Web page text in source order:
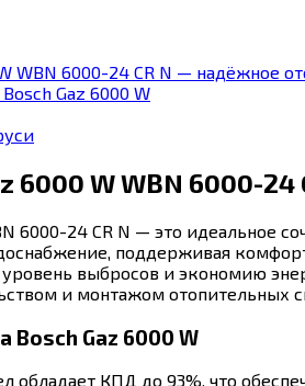
WBN 6000-24 CR N — надёжное
Gaz 6000 W
6000 W WBN 6000-
6000-24 CR N — это идеальное
поддерживая
выбросов и экономию
и монтажом отопительных
Bosch Gaz 6000 W
обладает КПД до 93%, что